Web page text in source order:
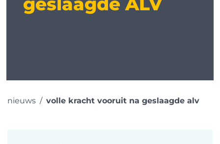
nieuws volle kracht vooruit na geslaagde alv